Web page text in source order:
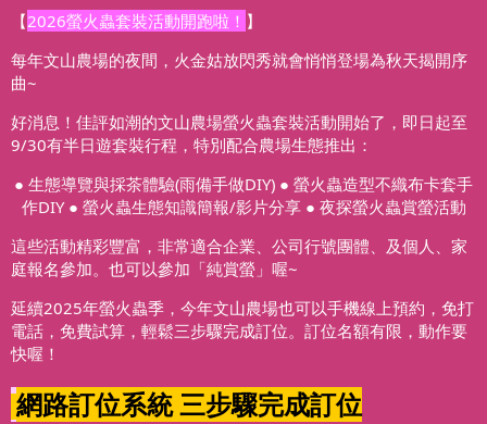
【2026螢火蟲套裝活動開跑啦！ 】
每年文山農場的夜間，火金姑放閃秀就會悄悄登場為秋天揭開序
曲~
好消息！佳評如潮的文山農場螢火蟲套裝活動開始了，即日起至
9/30有半日遊套裝行程，特別配合農場生態推出：
● 生態導覽與採茶體驗(雨備手做DIY) ● 螢火蟲造型不織布卡套手
作DIY ● 螢火蟲生態知識簡報/影片分享 ● 夜探螢火蟲賞螢活動
這些活動精彩豐富，非常適合企業、公司行號團體、及個人、家
庭報名參加。也可以參加「純賞螢」喔~
延續2025年螢火蟲季，今年文山農場也可以手機線上預約，免打
電話，免費試算，輕鬆三步驟完成訂位。訂位名額有限，動作要
快喔！
網路訂位系統 三步驟完成訂位